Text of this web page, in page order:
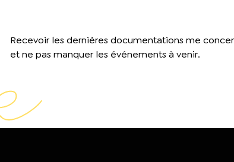
Recevoir les dernières documentations me
et ne pas manquer les événements à venir.